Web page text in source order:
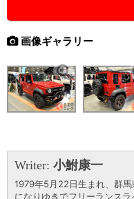
画像ギャラリー
Writer: 小鮒康一
1979年5月22日生まれ、群
になりゆきでフリーランス